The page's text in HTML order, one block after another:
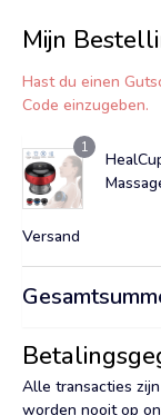
Mijn
Hast du einen
Code einzugeben.
1
Versand
Alle transacties
worden nooit op